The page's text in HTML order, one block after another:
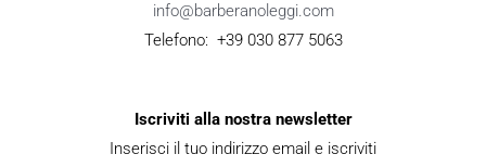
info@barberanoleggi.com
Telefono: +39 030 877 5063
Iscriviti alla nostra newsletter
Inserisci il tuo indirizzo email e iscriviti